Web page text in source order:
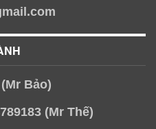
Bảo)
(Mr Thế)